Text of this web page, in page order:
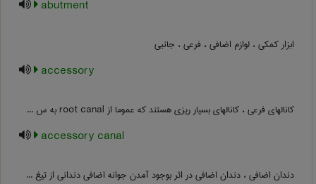
abutment
ابزار کمکی ، لوازم اضافی ، فرعی ، جانبی
accessory
کانالهای فرعی ، کانالهای بسیار ریزی هستند که عموما از root canal به س ...
accessory canal
دندان اضافی ، دندان اضافی در اثر بوجود آمدن جوانه اضافی دندانی از تیغ ...